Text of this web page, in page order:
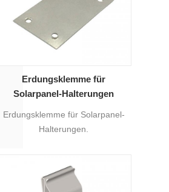
Erdungsklemme für
Solarpanel-Halterungen
Erdungsklemme für Solarpanel-
Halterungen.